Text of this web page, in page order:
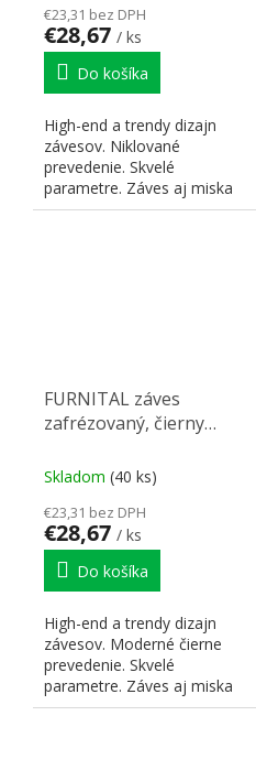
€23,31 bez DPH
€28,67 / ks
Do košíka
High-end a trendy dizajn
závesov. Niklované
prevedenie. Skvelé
parametre. Záves aj miska
zafrézovaný do korpusu
FURNITAL záves
zafrézovaný, čierny
Skladom (40 ks)
€23,31 bez DPH
€28,67 / ks
Do košíka
High-end a trendy dizajn
závesov. Moderné čierne
prevedenie. Skvelé
parametre. Záves aj miska
zafrézovaný do korpusu...